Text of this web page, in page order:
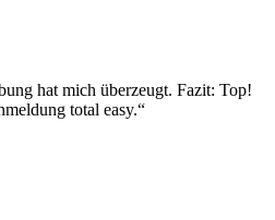
hat mich überzeugt. Fazit: Top!
total easy.“